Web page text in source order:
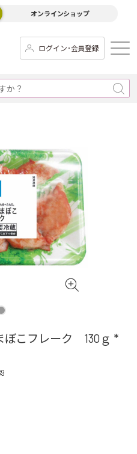
オンラインショップ
ログイン･会員登録
こフレーク 130ｇ *